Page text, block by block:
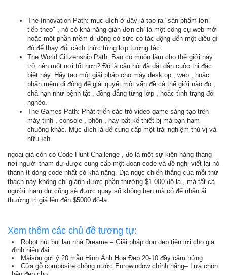
The Innovation Path: mục đích ở đây là tạo ra "sản phẩm lớn
tiếp theo" , nó có khả năng giản đơn chỉ là một công cụ web mới
hoặc một phần mềm di động có sức có tác động đến một điều gì
đó để thay đổi cách thức từng lớp tương tác.
The World Citizenship Path: Bạn có muốn làm cho thế giới này
trở nên một nơi tốt hơn? Đó là câu hỏi đã dắt dẫn cuộc thi đặc
biệt này. Hãy tạo một giải pháp cho máy desktop , web , hoặc
phần mềm di động để giải quyết một vấn đề cả thế giới nào đó ,
chả hạn như bệnh tật , đồng đẳng từng lớp , hoặc tình trạng đói
nghèo.
The Games Path: Phát triển các trò video game sáng tạo trên
máy tính , console , phôn , hay bất kể thiết bị mà bạn ham
chuộng khác. Mục đích là để cung cấp một trải nghiệm thú vị và
hữu ích.
ngoại giả còn có Code Hunt Challenge , đó là một sự kiện hàng tháng
nơi người tham dự được cung cấp một đoạn code và đề nghị viết lại nó
thành ít dòng code nhất có khả năng. Địa ngục chiến thắng của mỗi thử
thách này không chỉ giành được phần thưởng $1.000 đô-la , mà tất cả
người tham dự cũng sẽ được quay số không hẹn mà có để nhận ải
thưởng trị giá lên đến $5000 đô-la.
Xem thêm các chủ đề tương tự:
Robot hút bụi lau nhà Dreame – Giải pháp dọn dẹp tiện lợi cho gia
đình hiện đại
Maison gợi ý 20 mẫu Hình Ảnh Hoa Đẹp 20-10 đầy cảm hứng
Cửa gỗ composite chống nước Eurowindow chính hãng– Lựa chọn